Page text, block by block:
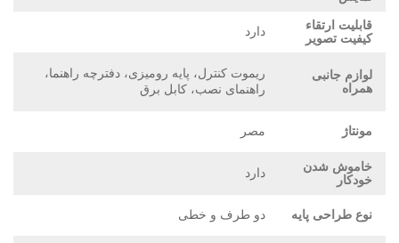
قابلیت ارتقاء
کیفیت تصویر
دارد
لوازم جانبی
همراه
ریموت کنترل، پایه رومیزی، دفترچه راهنما،
راهنمای نصب، کابل برق
مونتاژ مصر
خاموش شدن
خودکار
دارد
نوع طراحی پایه دو طرف و خطی